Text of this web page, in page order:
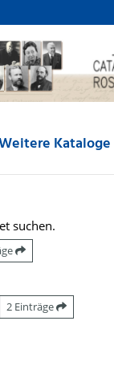
Kataloge
suchen.
2 Einträge